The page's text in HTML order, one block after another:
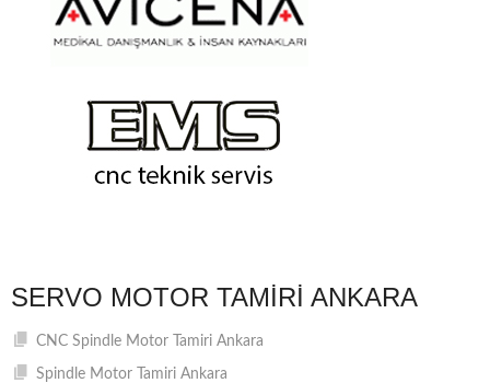
SERVO MOTOR TAMIRI ANKARA
CNC Spindle Motor Tamiri Ankara
Spindle Motor Tamiri Ankara